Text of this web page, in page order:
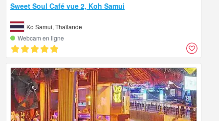
Sweet Soul Café vue 2, Koh Samui
Ko Samui, Thaïlande
Webcam en ligne